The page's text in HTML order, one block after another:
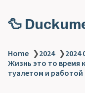
🦆
Home ❯2024 ❯2024
Жизнь это то время
туалетом и работой